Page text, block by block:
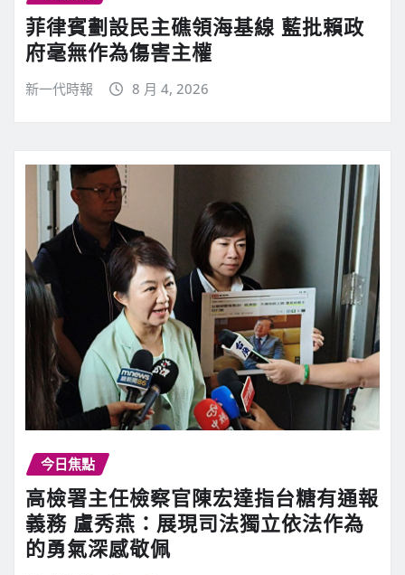
菲律賓劃設民主礁領海基線 藍批賴政
府毫無作為傷害主權
新一代時報 8 月 4, 2026
今日焦點
高檢署主任檢察官陳宏達指台糖有通報
義務 盧秀燕：展現司法獨立依法作為
的勇氣深感敬佩